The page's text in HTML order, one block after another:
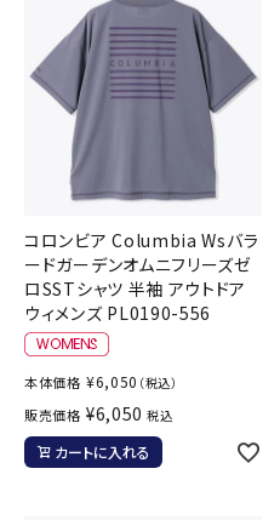
コロンビア Columbia Wsバラ
ードガーデンオムニフリーズゼ
ロSSTシャツ 半袖 アウトドア
ウィメンズ PL0190-556
本体価格 ¥6,050 （税込）
販売価格 ¥6,050 税込
カートに入れる